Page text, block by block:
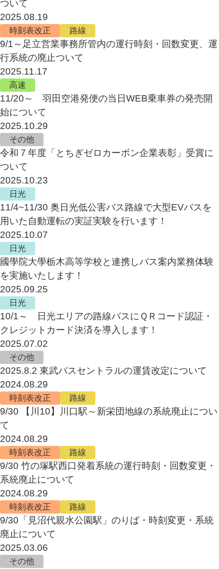
ついて
2025.08.19
時刻表改正 路線
9/1～足立営業事務所管内の運行時刻・回数変更、運
行系統の廃止ついて
2025.11.17
高速
11/20～ 羽田空港発便の当日WEB乗車券の発売開
始について
2025.10.29
その他
令和７年度「とちぎゼロカーボン企業表彰」受賞に
ついて
2025.10.23
日光
11/4~11/30 奥日光低公害バス路線で大型EVバスを
用いた自動運転の実証実験を行います！
2025.10.07
日光
國學院大學栃木高等学校と連携しバス案内業務体験
を実施いたします！
2025.09.25
日光
10/1～ 日光エリアの路線バスにＱＲコード認証・
クレジットカード決済を導入します！
2025.07.02
その他
2025.8.2 東武バスセントラルの運賃改定について
2024.08.29
時刻表改正 路線
9/30 【川10】川口駅～新栄団地線の系統廃止につい
て
2024.08.29
時刻表改正 路線
9/30 竹の塚駅西口発着系統の運行時刻・回数変更・
系統廃止について
2024.08.29
時刻表改正 路線
9/30「見沼代親水公園駅」のりば・時刻変更・系統
廃止について
2025.03.06
その他